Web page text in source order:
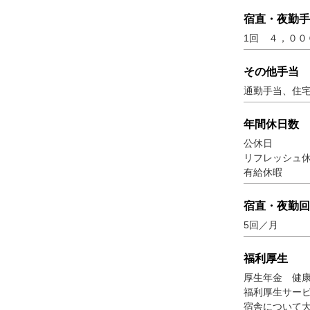
宿直・夜勤
1回 ４，００
その他手当
通勤手当、住
年間休日数
公休日 ：
リフレッシュ
有給休暇 ：
宿直・夜勤
5回／月
福利厚生
厚生年金 健
福利厚生サー
宿舎について